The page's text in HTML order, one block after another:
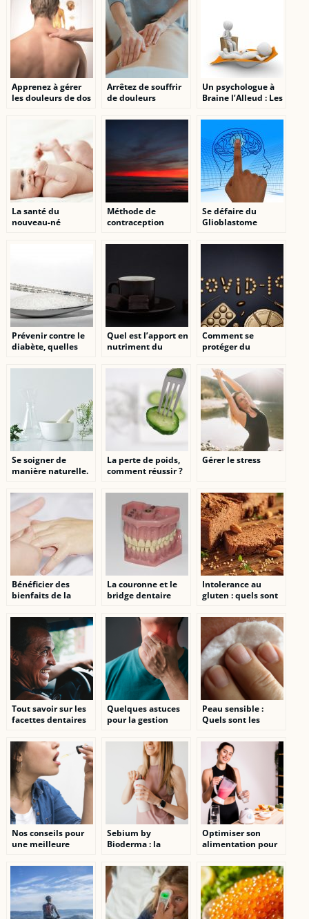
Apprenez à gérer
les douleurs de dos
Arrêtez de souffrir
de douleurs
conseils approuvés
Un psychologue à
Braine l’Alleud : Les
d’un bon
psychologue
La santé du
nouveau-né
Méthode de
contraception
contraceptifs oraux
Se défaire du
Glioblastome
Prévenir contre le
diabète, quelles
prendre?
Quel est l’apport en
nutriment du
notre organisme ?
Comment se
protéger du
Se soigner de
manière naturelle.
La perte de poids,
comment réussir ?
Gérer le stress
Bénéficier des
bienfaits de la
en restant chez soi
La couronne et le
bridge dentaire
Intolerance au
gluten : quels sont
traitements
appropries ?
Tout savoir sur les
facettes dentaires
Quelques astuces
pour la gestion
dans la gorge en
situation de stress
Peau sensible :
Quels sont les
cosmetiques a
privilegier ?
Nos conseils pour
une meilleure
CBD
Sebium by
Bioderma : la
une peau saine et
equilibree
Optimiser son
alimentation pour